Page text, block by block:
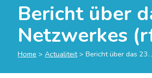
Bericht über
Netzwerkes
Home > Actualiteit> Bericht über das